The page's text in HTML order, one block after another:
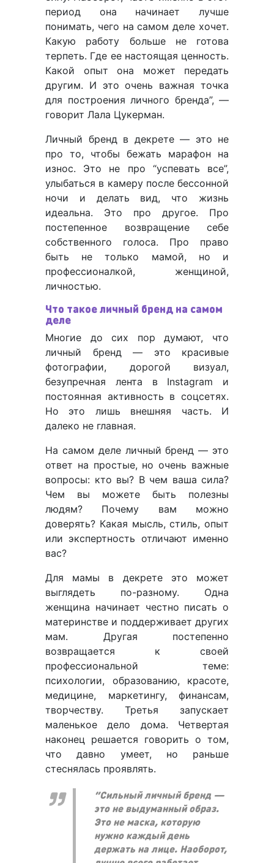
период она начинает лучше
понимать, чего на самом деле хочет.
Какую работу больше не готова
терпеть. Где ее настоящая ценность.
Какой опыт она может передать
другим. И это очень важная точка
для построения личного бренда”, —
говорит Лала Цукерман.
Личный бренд в декрете — это не
про то, чтобы бежать марафон на
износ. Это не про “успевать все”,
улыбаться в камеру после бессонной
ночи и делать вид, что жизнь
идеальна. Это про другое. Про
постепенное возвращение себе
собственного голоса. Про право
быть не только мамой, но и
профессионалкой, женщиной,
личностью.
Что такое личный бренд на самом
деле
Многие до сих пор думают, что
личный бренд — это красивые
фотографии, дорогой визуал,
безупречная лента в Instagram и
постоянная активность в соцсетях.
Но это лишь внешняя часть. И
далеко не главная.
На самом деле личный бренд — это
ответ на простые, но очень важные
вопросы: кто вы? В чем ваша сила?
Чем вы можете быть полезны
людям? Почему вам можно
доверять? Какая мысль, стиль, опыт
или экспертность отличают именно
вас?
Для мамы в декрете это может
выглядеть по-разному. Одна
женщина начинает честно писать о
материнстве и поддерживает других
мам. Другая постепенно
возвращается к своей
профессиональной теме:
психологии, образованию, красоте,
медицине, маркетингу, финансам,
творчеству. Третья запускает
маленькое дело дома. Четвертая
наконец решается говорить о том,
что давно умеет, но раньше
стеснялась проявлять.
“Сильный личный бренд —
это не выдуманный образ.
Это не маска, которую
нужно каждый день
держать на лице. Наоборот,